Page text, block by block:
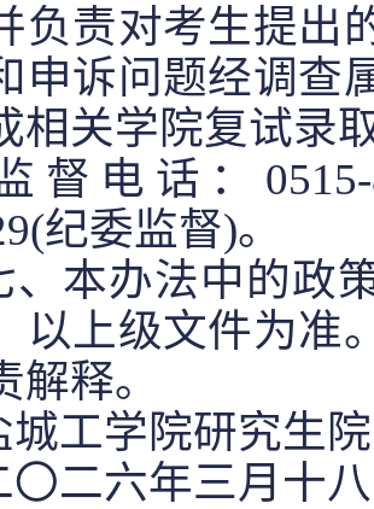
负责对考生提出
申诉问题经调查
相关学院复试录
电话：0515-
纪委监督)。
办法中的政策
以上级文件为准
解释。
学院研究生院
六年三月十